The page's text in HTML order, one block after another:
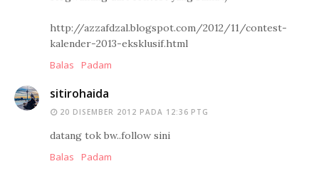
http://azzafdzal.blogspot.com/2012/11/contest-
kalender-2013-eksklusif.html
Balas
Padam
sitirohaida
20 DISEMBER 2012 PADA 12:36 PTG
datang tok bw..follow sini
Balas
Padam